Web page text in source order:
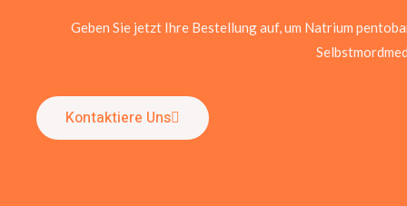
Geben Sie jetzt Ihre Bestellung auf, um Natrium
Kontaktiere Uns